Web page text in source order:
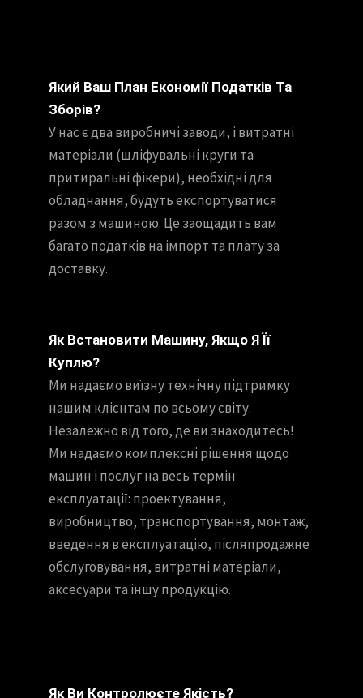
Який Ваш План Економії Податків Та
Зборів?
У нас є два виробничі заводи, і витратні
матеріали (шліфувальні круги та
притиральні фікери), необхідні для
обладнання, будуть експортуватися
разом з машиною. Це заощадить вам
багато податків на імпорт та плату за
доставку.
Як Встановити Машину, Якщо Я Її
Куплю?
Ми надаємо виїзну технічну підтримку
нашим клієнтам по всьому світу.
Незалежно від того, де ви знаходитесь!
Ми надаємо комплексні рішення щодо
машин і послуг на весь термін
експлуатації: проектування,
виробництво, транспортування, монтаж,
введення в експлуатацію, післяпродажне
обслуговування, витратні матеріали,
аксесуари та іншу продукцію.
Як Ви Контролюєте Якість?